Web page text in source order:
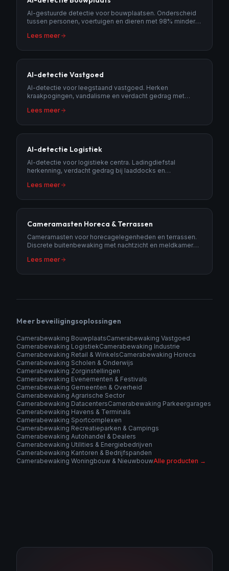
AI-gestuurde detectie voor bouwplaatsen. Onderscheid
tussen personen, voertuigen en dieren met 98% minder
Lees meer
AI-detectie Vastgoed
AI-detectie voor leegstaand vastgoed. Herken
kraakpogingen, vandalisme en verdacht gedrag met
Lees meer
AI-detectie Logistiek
AI-detectie voor logistieke centra. Ladingdiefstal
herkenning, verdacht gedrag bij laaddocks en
Lees meer
Cameramasten Horeca & Terrassen
Cameramasten voor horecagelegenheden en terrassen.
Discrete buitenbewaking met nachtzicht en meldkamer
Lees meer
Meer beveiligingsoplossingen
Camerabewaking BouwplaatsCamerabewaking Vastgoed
Camerabewaking LogistiekCamerabewaking Industrie
Camerabewaking Retail & WinkelsCamerabewaking Horeca
Camerabewaking Scholen & Onderwijs
Camerabewaking Zorginstellingen
Camerabewaking Evenementen & Festivals
Camerabewaking Gemeenten & Overheid
Camerabewaking Agrarische Sector
Camerabewaking DatacentersCamerabewaking Parkeergarages
Camerabewaking Havens & Terminals
Camerabewaking Sportcomplexen
Camerabewaking Recreatieparken & Campings
Camerabewaking Autohandel & Dealers
Camerabewaking Utilities & Energiebedrijven
Camerabewaking Kantoren & Bedrijfspanden
Camerabewaking Woningbouw & NieuwbouwAlle producten →